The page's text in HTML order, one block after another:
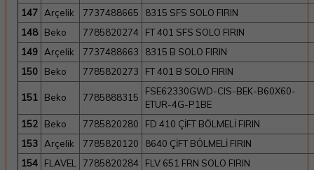
147 Arçelik 7737488665
8315 SFS SOLO FIRIN
148
Beko 7785820274
FT 401 SFS SOLO FIRIN
149 Arçelik 7737488663
8315 B SOLO FIRIN
150
Beko 7785820273 FT 401 B SOLO FIRIN
151 Beko 7785888315
FSE62330GWD-CIS-BEK-B60X60-
ETUR-4G-P1BE
152
Beko 7785820280
FD 410 ÇİFT BÖLMELİ FIRIN
153 Arçelik 7785820120
8640 ÇİFT BÖLMELİ FIRIN
154
FLAVEL 7785820284 FLV 651 FRN SOLO FIRIN